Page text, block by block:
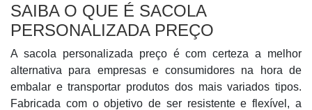
SAIBA O QUE É SACOLA
PERSONALIZADA PREÇO
A sacola personalizada preço é com certeza a melhor
alternativa para empresas e consumidores na hora de
embalar e transportar produtos dos mais variados tipos.
Fabricada com o objetivo de ser resistente e flexível, a